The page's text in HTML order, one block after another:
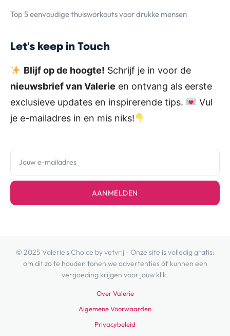
Top 5 eenvoudige thuisworkouts voor drukke mensen
Let's keep in Touch
Blijf op de hoogte! Schrijf je in voor de
nieuwsbrief van Valerie en ontvang als eerste
exclusieve updates en inspirerende tips.
Vul
je e-mailadres in en mis niks!
AANMELDEN
© 2025 Valerie's Choice by vetvrij - Onze site is volledig gratis:
om dit zo te houden tonen we advertenties óf kunnen een
vergoeding krijgen voor jouw klik.
Over Valerie
Algemene Voorwaarden
Privacybeleid